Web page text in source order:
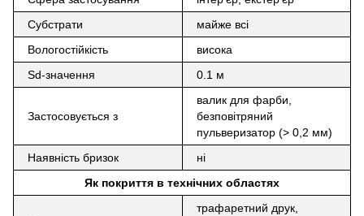
Субстрати
майже всі
Вологостійкість
висока
Sd-значення
0.1 м
Застосовується з
валик для фарби,
безповітряний
пульверизатор (>0,2 мм)
Наявність бризок
ні
Як покриття в технічних областях
трафаретний друк,